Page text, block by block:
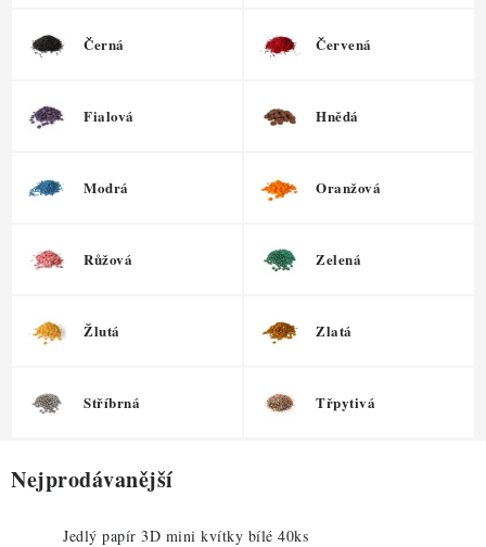
POCHUTINY
ZDRAVÉ PEČENÍ
NOVÉ ZBOŽÍ
ZNAČKY
Hodnocení obchodu
Podmínky ochrany osobních údajů
Černá Červená
Fialová Hnědá
Modrá Oranžová
Růžová Zelená
Žlutá Zlatá
Stříbrná Třpytivá
Nejprodávanější
Jedlý papír 3D mini kvítky bílé 40ks